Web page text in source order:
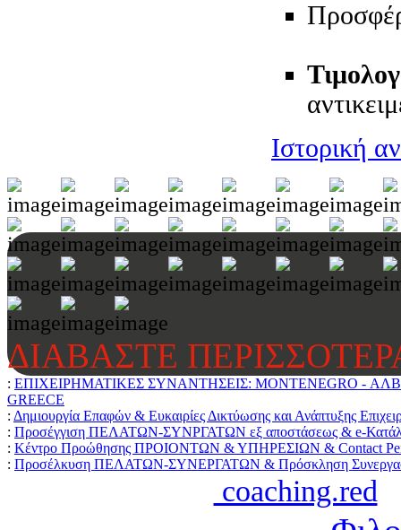
Ιστορική
ΔΙΑΒΑΣΤΕ
: ΕΠΙΧΕΙΡΗΜΑΤΙΚΕΣ ΣΥΝΑΝΤΗΣΕΙΣ: MONTENEGRO -
GREECE
: Δημιουργία Επαφών & Ευκαιρίες Δικτύωσης και Ανάπτυξης
: Προσέγγιση ΠΕΛΑΤΩΝ-ΣΥΝΡΓΑΤΩΝ εξ αποστάσεως & e-
: Κέντρο Προώθησης ΠΡΟΙΟΝΤΩΝ & ΥΠΗΡΕΣΙΩΝ & Contact
: Προσέλκυση ΠΕΛΑΤΩΝ-ΣΥΝΕΡΓΑΤΩΝ & Πρόσκληση
coaching.red